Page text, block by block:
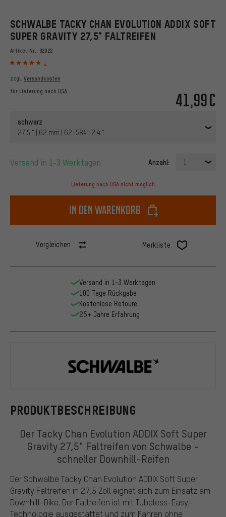
SCHWALBE TACKY CHAN EVOLUTION ADDIX SOFT
SUPER GRAVITY 27,5" FALTREIFEN
Artikel-Nr.: 92022
1
41,99€
zzgl. Versandkosten
für Lieferung nach USA
schwarz
27.5 " | 62 mm | 62-584 | 2.4 "
Versand in 1-3 Werktagen Anzahl: 1
Lieferung nach USA nicht möglich
In den Warenkorb
Vergleichen Merkliste
PRODUKTBESCHREIBUNG
Der Tacky Chan Evolution ADDIX Soft Super
Gravity 27,5" Faltreifen von Schwalbe -
schneller Downhill-Reifen
Der Schwalbe Tacky Chan Evolution ADDIX Soft Super
Gravity Faltreifen in 27,5 Zoll eignet sich zum Einsatz am
Downhill-Bike. Der Faltreifen ist mit Tubeless-Easy-
Technologie ausgestattet und zum Fahren ohne
Versand in 1-3 Werktagen
100 Tage Rückgabe
Kostenlose Retoure
25+ Jahre Erfahrung